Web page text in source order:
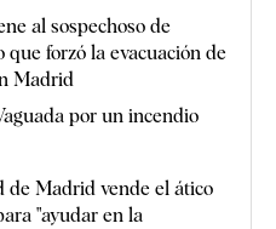
al sospechoso de
que forzó la evacuación de
Madrid
por un incendio
de Madrid vende el ático
"ayudar en la